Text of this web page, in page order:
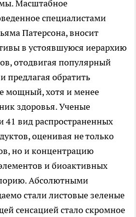
Масштабное
специалистами
Патерсона, вносит
в устоявшуюся иерархию
отодвигая популярный
предлагая обратить
мощный, хотя и менее
здоровья. Ученые
41 вид распространенных
оценивая не только
но и концентрацию
и биоактивных
Абсолютными
стали листовые зеленые
сенсацией стало скромное